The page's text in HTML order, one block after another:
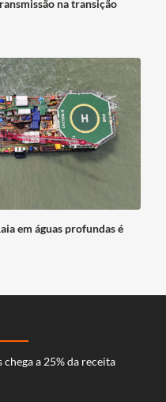
na transição
em águas profundas é
a 25% da receita